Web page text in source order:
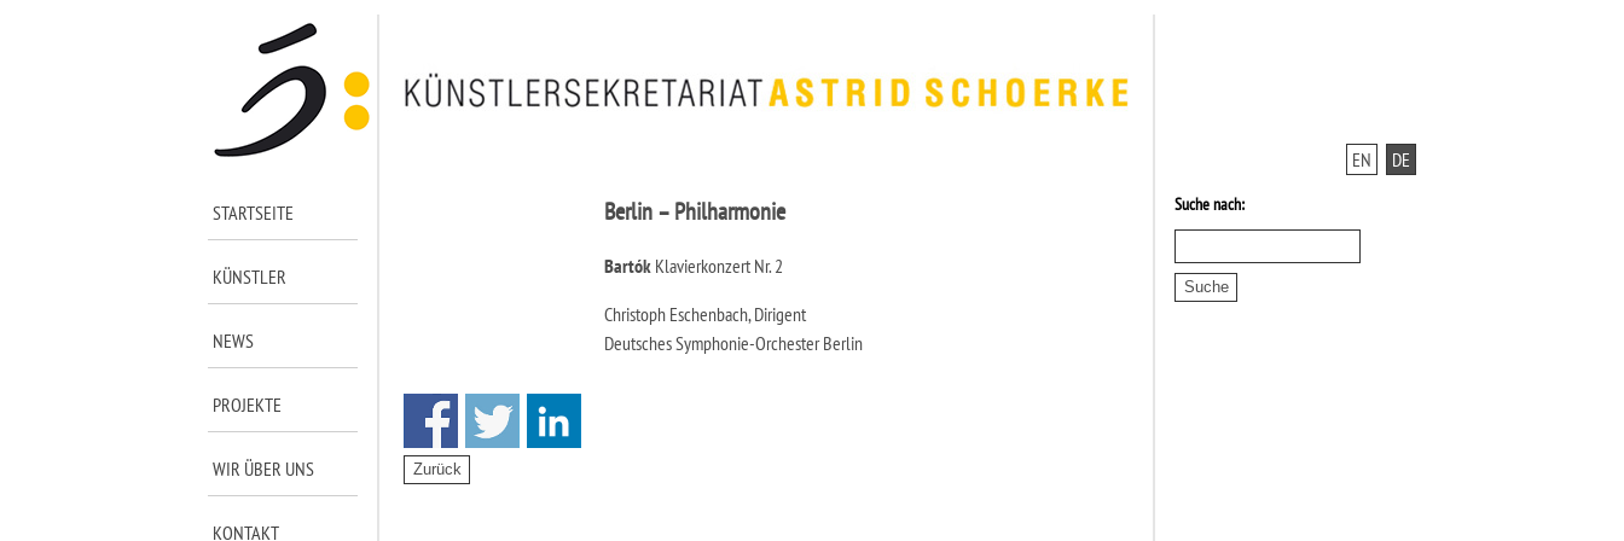
STARTSEITE
KÜNSTLER
NEWS
PROJEKTE
WIR ÜBER UNS
KONTAKT
Berlin – Philharmonie
Bartók Klavierkonzert Nr. 2
Christoph Eschenbach, Dirigent
Deutsches Symphonie-Orchester Berlin
EN DE
Suche nach: